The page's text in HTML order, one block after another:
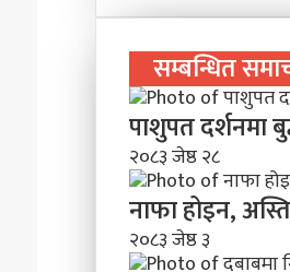
सम्बन्धित
पाशुपत दर्शनमा
२०८३ जेष्ठ २८
नाफा होइन,
२०८३ जेष्ठ ३